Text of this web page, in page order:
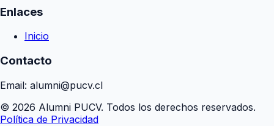
Enlaces
Inicio
Contacto
Email: alumni@pucv.cl
© 2026 Alumni PUCV. Todos los derechos reservados.
Política de Privacidad